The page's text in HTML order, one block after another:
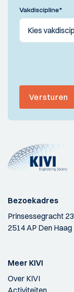
Vakdiscipline*
Versturen
Bezoekadres
Prinsessegracht 23
2514 AP Den Haag
Meer KIVI
Over KIVI
Activiteiten